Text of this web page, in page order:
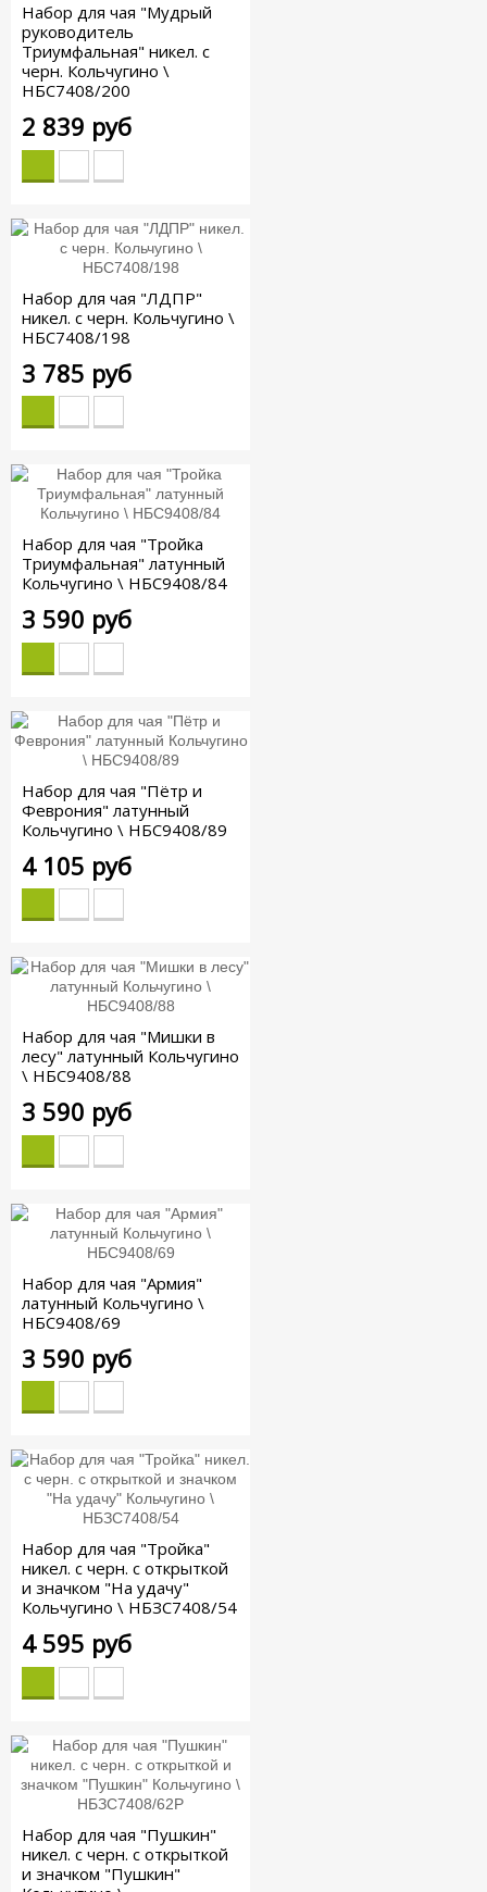
Набор для чая "Мудрый
руководитель
Триумфальная" никел. с
черн. Кольчугино \
НБС7408/200
2 839 руб
Набор для чая "ЛДПР"
никел. с черн. Кольчугино \
НБС7408/198
3 785 руб
Набор для чая "Тройка
Триумфальная" латунный
Кольчугино \ НБС9408/84
3 590 руб
Набор для чая "Пётр и
Феврония" латунный
Кольчугино \ НБС9408/89
4 105 руб
Набор для чая "Мишки в
лесу" латунный Кольчугино
\ НБС9408/88
3 590 руб
Набор для чая "Армия"
латунный Кольчугино \
НБС9408/69
3 590 руб
Набор для чая "Тройка"
никел. с черн. с открыткой
и значком "На удачу"
Кольчугино \ НБЗС7408/54
4 595 руб
Набор для чая "Пушкин"
никел. с черн. с открыткой
и значком "Пушкин"